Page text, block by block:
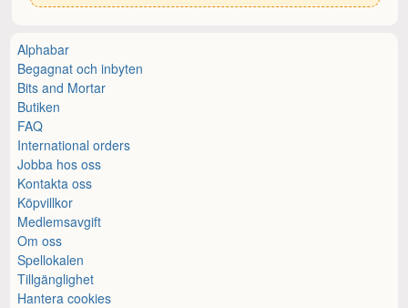
Alphabar
Begagnat och inbyten
Bits and Mortar
Butiken
FAQ
International orders
Jobba hos oss
Kontakta oss
Köpvillkor
Medlemsavgift
Om oss
Spellokalen
Tillgänglighet
Hantera cookies